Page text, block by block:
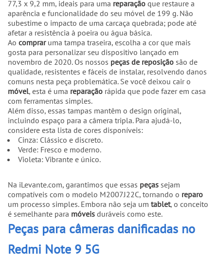
77,3 x 9,2 mm, ideais para uma reparação que restaure a
aparência e funcionalidade do seu móvel de 199 g. Não
subestime o impacto de uma carcaça quebrada; pode até
afetar a resistência à poeira ou água básica.
Ao compraruma tampa traseira, escolha a cor que mais
gosta para personalizar seu dispositivo lançado em
novembro de 2020. Os nossos peças de reposição são de
qualidade, resistentes e fáceis de instalar, resolvendo danos
comuns nesta peça problemática. Se você deixou cair o
móvel, esta é uma reparação rápida que pode fazer em casa
com ferramentas simples.
Além disso, essas tampas mantêm o design original,
incluindo espaço para a câmera tripla. Para ajudá-lo,
considere esta lista de cores disponíveis:
Cinza: Clássico e discreto.
Verde: Fresco e moderno.
Violeta: Vibrante e único.
Na iLevante.com, garantimos que essas peças sejam
compatíveis com o modelo M2007J22C, tornando o reparo
um processo simples. Embora não seja um tablet, o conceito
é semelhante para móveis duráveis como este.
Peças para câmeras danificadas no
Redmi Note 9 5G